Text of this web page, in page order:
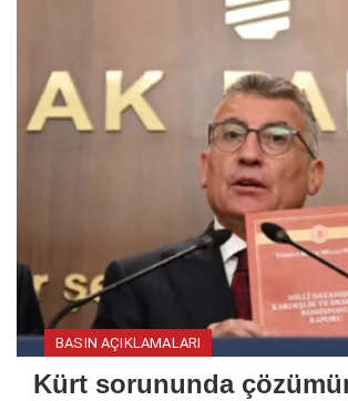
BASIN AÇIKLAMALARI
Kürt sorununda